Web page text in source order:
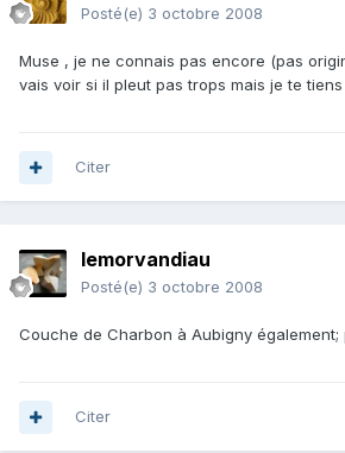
Posté(e) 3 octobre 2008
Muse , je ne connais pas encore (pas
vais voir si il pleut pas trops mais je te
Citer
lemorvandiau
Posté(e) 3 octobre 2008
Couche de Charbon à Aubigny également;
Citer